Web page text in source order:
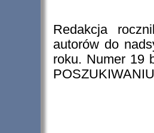
Redakcja
autorów do
roku. Numer 19